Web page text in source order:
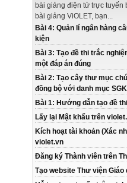
bài giảng điện tử trực tuyến
bài giảng ViOLET, bạn...
Bài 4: Quản lí ngân hàng
kiện
Bài 3: Tạo đề thi trắc
một đáp án đúng
Bài 2: Tạo cây thư mục
đồng bộ với danh mục SGK
Bài 1: Hướng dẫn tạo đề
Lấy lại Mật khẩu trên
Kích hoạt tài khoản (Xác
violet.vn
Đăng ký Thành viên trên
Tạo website Thư viện